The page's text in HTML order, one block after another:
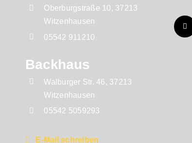
Oberburgstraße 10, 37213
Witzenhausen
05542 911210
Backhaus
Walburger Str. 46, 37213
Witzenhausen
05542 5059293
E-Mail schreiben